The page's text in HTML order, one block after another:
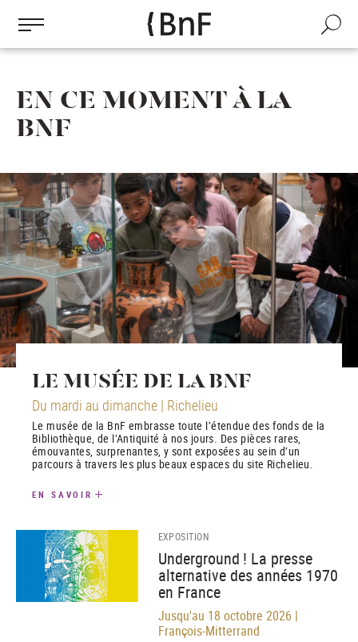
contenu
Recherche
EN CE MOMENT À LA
BNF
LE MUSÉE DE LA BNF
Du mardi au dimanche | Richelieu
Le musée de la BnF embrasse toute l’étendue des fonds de la
Bibliothèque, de l’Antiquité à nos jours. Des pièces rares,
émouvantes, surprenantes, y sont exposées au sein d’un
parcours à travers les plus beaux espaces du site Richelieu.
EN SAVOIR
EXPOSITION
Underground ! La presse
alternative des années 1970
en France
Jusqu'au 18 octobre 2026 |
François-Mitterrand